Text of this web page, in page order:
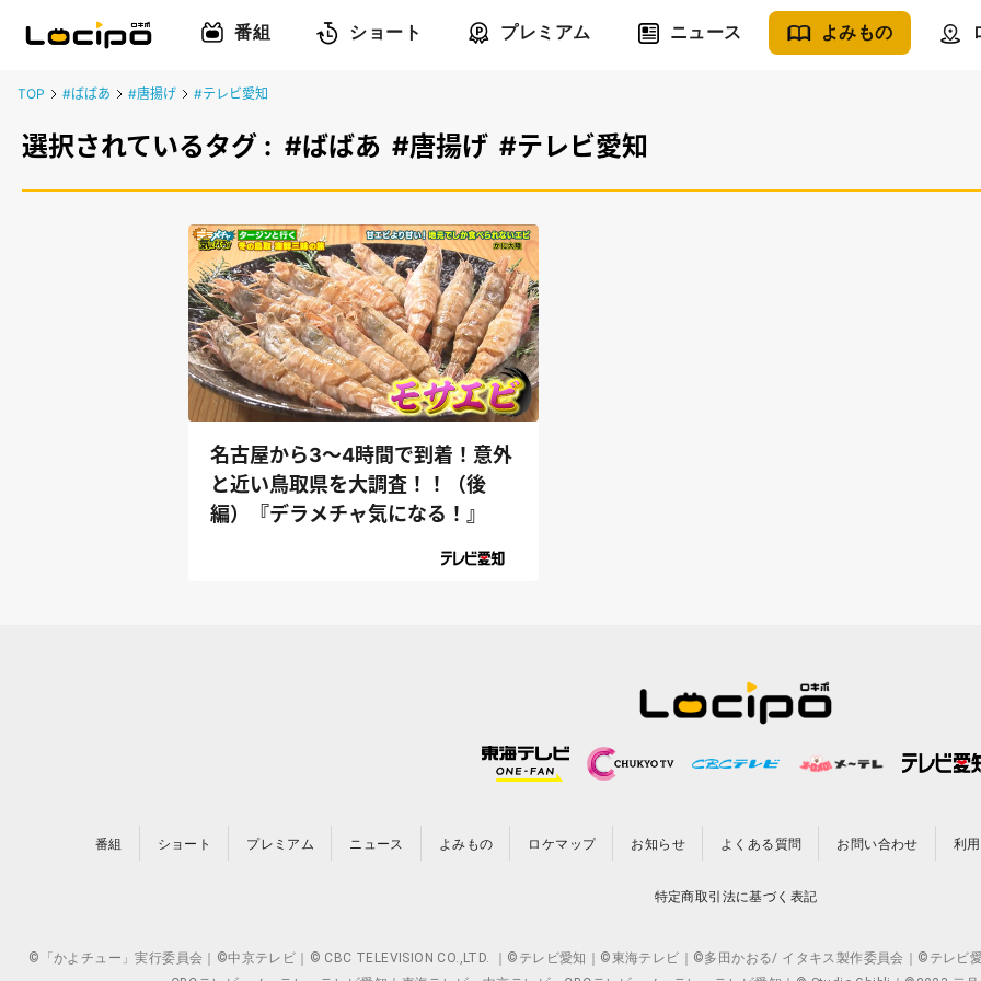
番組 ショート プレミアム ニュース よみもの
TOP #ばばあ #唐揚げ #テレビ愛知
選択されているタグ : #ばばあ #唐揚げ #テレビ愛知
名古屋から3～4時間で到着！意外
と近い鳥取県を大調査！！（後
編）『デラメチャ気になる！』
番組 ショート プレミアム ニュース よみもの ロケマップ お知らせ よくある質問 お問い合わせ 利
特定商取引法に基づく表記
©「かよチュー」実行委員会｜©中京テレビ｜© CBC TELEVISION CO.,LTD. ｜©テレビ愛知｜©東海テレビ｜©多田かおる/ イタキス製作委員会｜©テレビ